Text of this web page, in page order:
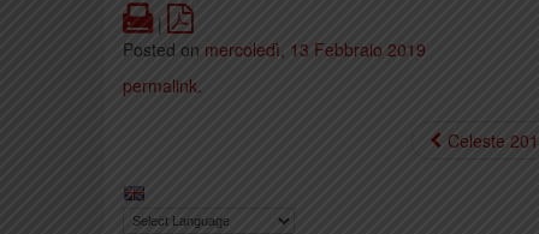
Print
|
Posted on mercoledì, 13 Febbraio 2019
permalink.
Celeste